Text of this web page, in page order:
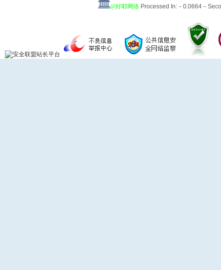
@好耶网络 Processed In:－0.0664－